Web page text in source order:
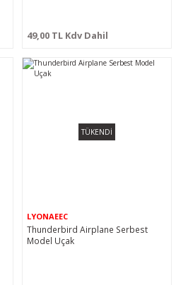
49,00 TL Kdv Dahil
TÜKENDİ
LYONAEEC
Thunderbird Airplane Serbest
Model Uçak